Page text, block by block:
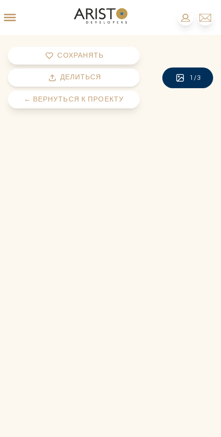
СОХРАНЯТЬ
ДЕЛИТЬСЯ
← ВЕРНУТЬСЯ К ПРОЕКТУ
1 /3